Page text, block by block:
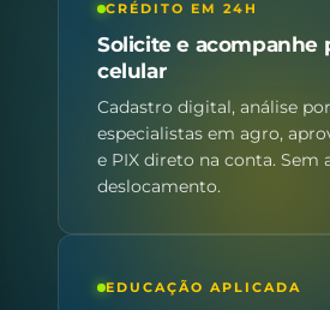
CRÉDITO EM 24H
Solicite e acompanhe
celular
Cadastro digital, análise por
especialistas em agro,
e PIX direto na conta. Sem
deslocamento.
EDUCAÇÃO APLICADA